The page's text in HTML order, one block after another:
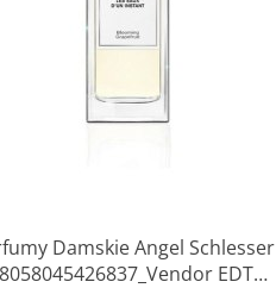
Damskie Angel Schlesser
EDT